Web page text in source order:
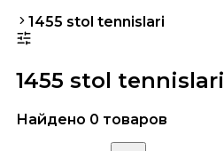
1455 stol tennislari
1455 stol tennislari
Найдено 0 товаров